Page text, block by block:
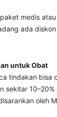
medis
ada
untuk Obat
tindakan bisa
sekitar 10–20%
oleh